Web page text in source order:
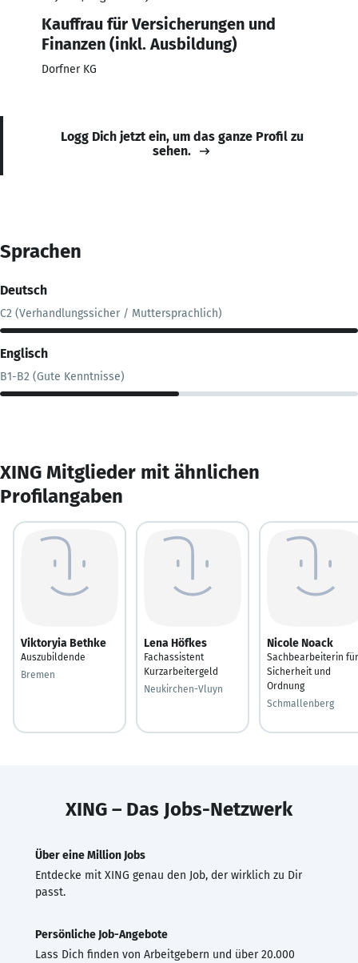
Kauffrau für Versicherungen und
Finanzen (inkl. Ausbildung)
Dorfner KG
Logg Dich jetzt ein, um das ganze Profil zu
sehen.
Sprachen
Deutsch
C2 (Verhandlungssicher / Muttersprachlich)
Englisch
B1-B2 (Gute Kenntnisse)
XING Mitglieder mit ähnlichen
Profilangaben
Viktoryia Bethke
Auszubildende
Bremen
Lena Höfkes
Fachassistent
Kurzarbeitergeld
Neukirchen-Vluyn
Nicole Noack
Sachbearbeiterin für
Sicherheit und
Ordnung
Schmallenberg
XING – Das Jobs-Netzwerk
Über eine Million Jobs
Entdecke mit XING genau den Job, der wirklich zu Dir
passt.
Persönliche Job-Angebote
Lass Dich finden von Arbeitgebern und über 20.000